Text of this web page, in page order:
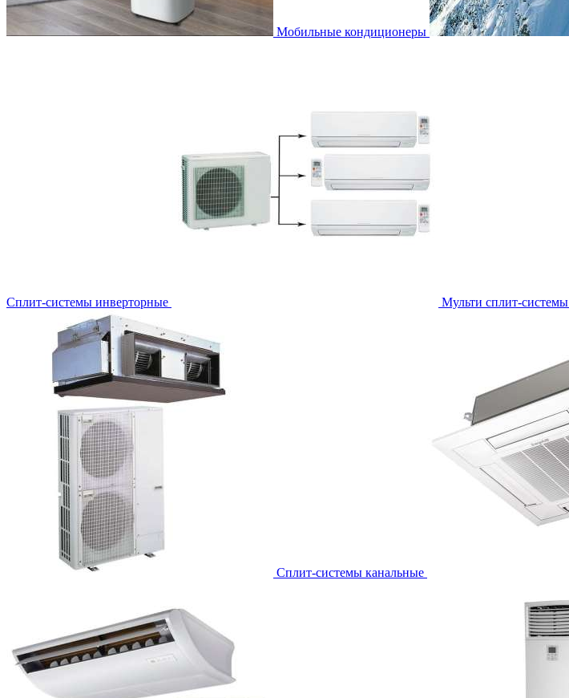
Мобильные кондиционеры
Сплит-системы инверторные Мульти сплит-системы
Сплит-системы канальные